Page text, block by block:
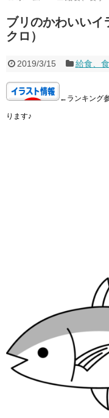
ブリのかわいい
クロ）
2019/3/15 給食、
←ランキング
ります♪